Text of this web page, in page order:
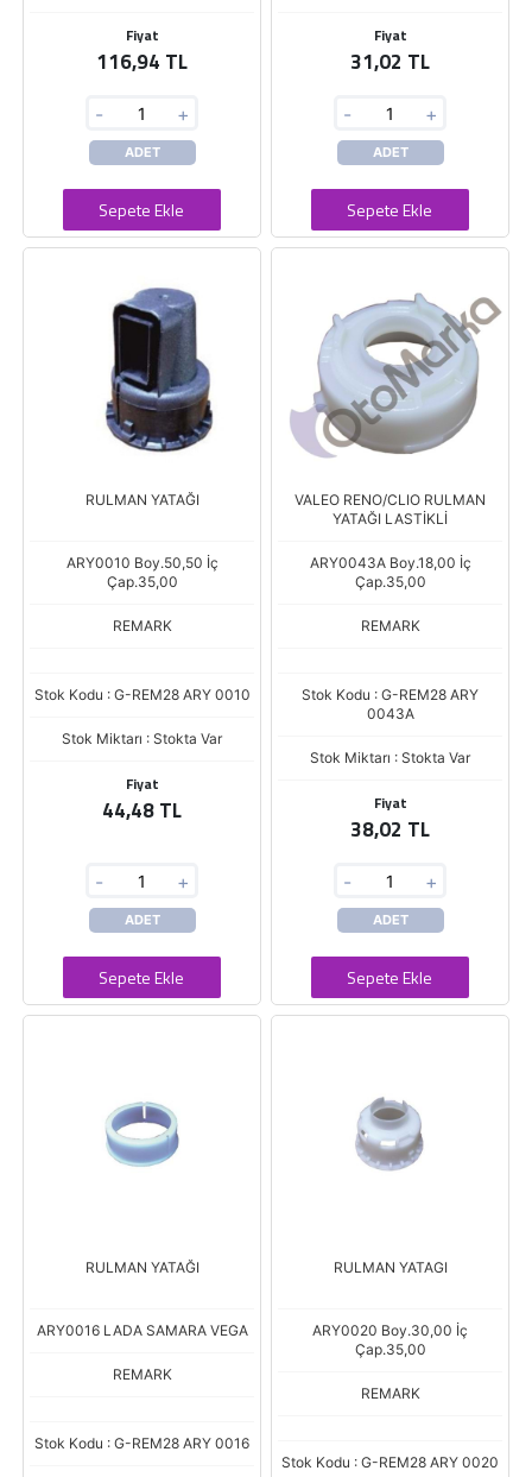
Fiyat
116,94 TL
- +
ADET
Sepete Ekle
Fiyat
31,02 TL
- +
ADET
Sepete Ekle
RULMAN YATAĞI
ARY0010 Boy.50,50 İç
Çap.35,00
REMARK
Stok Kodu : G-REM28 ARY 0010
Stok Miktarı : Stokta Var
Fiyat
44,48 TL
- +
ADET
Sepete Ekle
VALEO RENO/CLIO RULMAN
YATAĞI LASTİKLİ
ARY0043A Boy.18,00 İç
Çap.35,00
REMARK
Stok Kodu : G-REM28 ARY
0043A
Stok Miktarı : Stokta Var
Fiyat
38,02 TL
- +
ADET
Sepete Ekle
RULMAN YATAĞI
ARY0016 LADA SAMARA VEGA
REMARK
Stok Kodu : G-REM28 ARY 0016
RULMAN YATAGI
ARY0020 Boy.30,00 İç
Çap.35,00
REMARK
Stok Kodu : G-REM28 ARY 0020